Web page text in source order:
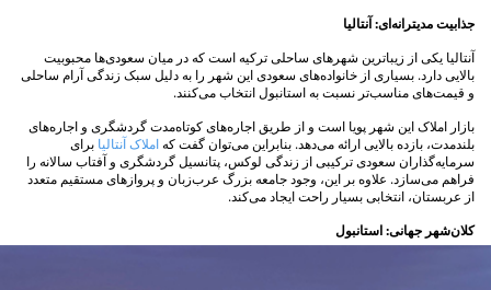
جذابیت مدیترانه‌ای: آنتالیا
آنتالیا یکی از زیباترین شهرهای ساحلی ترکیه است که در میان سعودی‌ها محبوبیت
بالایی دارد. بسیاری از خانواده‌های سعودی این شهر را به دلیل سبک زندگی آرام ساحلی
و قیمت‌های مناسب‌تر نسبت به استانبول انتخاب می‌کنند.
بازار املاک این شهر پویا است و از طریق اجاره‌های کوتاه‌مدت گردشگری و اجاره‌های
بلندمدت، بازده بالایی ارائه می‌دهد. بنابراین می‌توان گفت کهاملاک آنتالیا برای
سرمایه‌گذاران سعودی ترکیبی از زندگی لوکس، پتانسیل گردشگری و آفتاب سالانه را
فراهم می‌سازد. علاوه بر این، وجود جامعه بزرگ عرب‌زبان و پروازهای مستقیم متعدد
از عربستان، انتخابی بسیار راحت ایجاد می‌کند.
کلان‌شهر جهانی: استانبول